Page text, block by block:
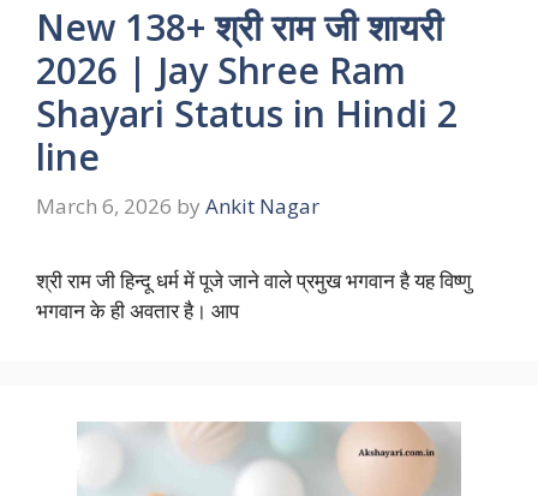
New 138+ श्री राम जी शायरी
2026 | Jay Shree Ram
Shayari Status in Hindi 2
line
March 6, 2026 by Ankit Nagar
श्री राम जी हिन्दू धर्म में पूजे जाने वाले प्रमुख भगवान है यह विष्णु
भगवान के ही अवतार है। आप